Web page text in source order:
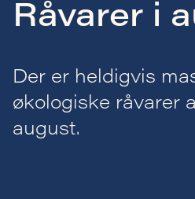
Råvarer i
Der er heldigvis
økologiske råvarer
august.